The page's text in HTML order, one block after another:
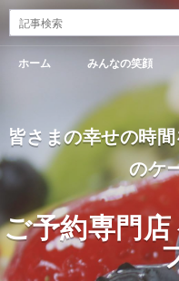
ホーム みんなの笑顔
皆さまの幸せの時
のケ
ご予約専門